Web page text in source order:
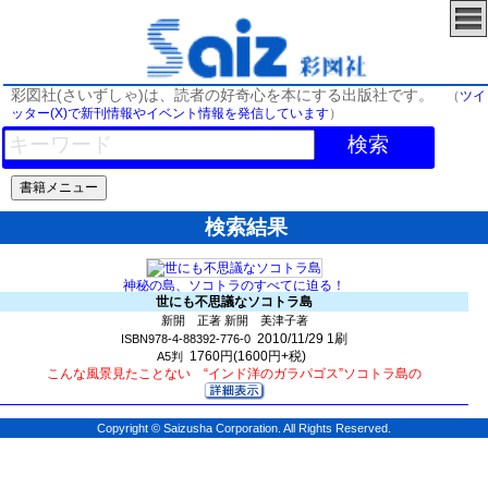
彩図社(さいずしゃ)は、読者の好奇心を本にする出版社です。 （ ツイ
ッター(X)で新刊情報やイベント情報を発信しています）
検索
検索結果
神秘の島、ソコトラのすべてに迫る！
世にも不思議なソコトラ島
新開 正著 新開 美津子著
ISBN978-4-88392-776-02010/11/29 1刷
A5判
1760円(1600円+税)
こんな風景見たことない “インド洋のガラパゴス”ソコトラ島の
Copyright © Saizusha Corporation. All Rights Reserved.